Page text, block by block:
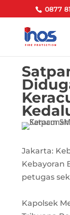
0877
Jakarta:
Kebayoran
petugas
Kapolsek